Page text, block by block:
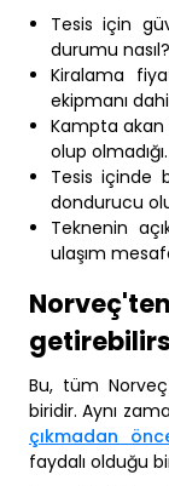
Tesis için
durumu nasıl?
Kiralama
ekipmanı
Kampta akan
olup olmadığı.
Tesis içinde
dondurucu
Teknenin
ulaşım
Bu, tüm
biridir. Aynı
çıkmadan
faydalı olduğu